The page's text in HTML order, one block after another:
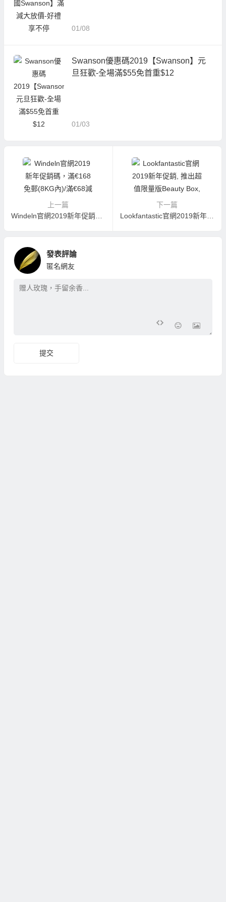
01/08
Swanson優惠碼2019【Swanson】元
旦狂歡-全場滿$55免首重$12
01/03
上一篇
Windeln官網2019新年促銷碼，滿€168免郵(8KG內)/滿€68減€8/直郵中國享19%退稅
下一篇
Lookfantastic官網2019新年促銷, 推出超值限量版Beauty Box, 禮盒有7件產品總值超過二千三, 只售HK$780
發表評論
匿名網友
提交